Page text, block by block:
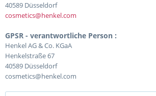
40589 Düsseldorf
cosmetics@henkel.com
GPSR - verantwortliche Person :
Henkel AG & Co. KGaA
Henkelstraße 67
40589 Düsseldorf
cosmetics@henkel.com